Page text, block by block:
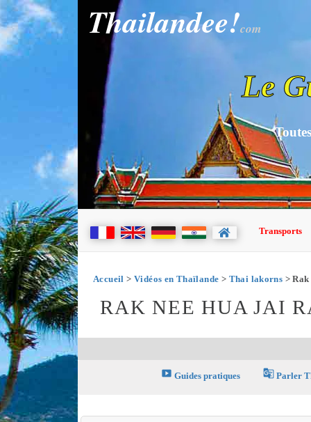
Thailandee!com
Le
Transports
Accueil > Vidéos en Thaïlande > Thai lakorns >
RAK NEE HUA JAI
smart_display Guides pratiques g_translateParler